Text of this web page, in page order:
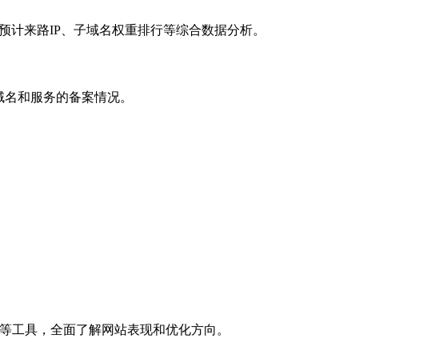
来路IP、子域名权重排行等综合数据分析。
和服务的备案情况。
具，全面了解网站表现和优化方向。